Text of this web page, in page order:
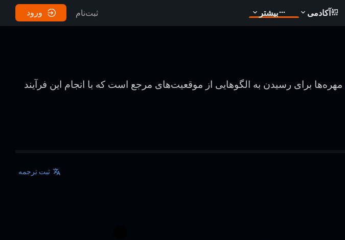
آکادمی بیشتر ثبت‌نام ورود
مهره‌ها برای رسیدن به الگوهایی از موقعیت‌های مرجع است که با انجام این فرآیند
ثبت ترجمه